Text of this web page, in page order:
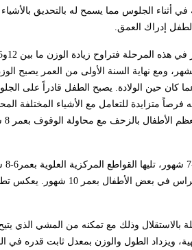
الجلوس مما يسمح له بالتحديق بالأشياء
إدراك العمق.
بعمر 9-10 شهور، مما يتيح له فرصاً متزايدة للتعامل مع
الجانبية السفلية بعمر 8-11
بالاستقلال وذلك مع تمكنه من المشي الذي